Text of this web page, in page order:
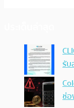
รับ
ช่อ